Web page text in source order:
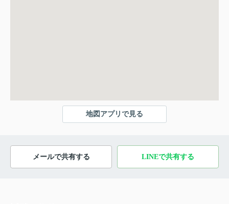
地図アプリで見る
メールで共有する LINEで共有する